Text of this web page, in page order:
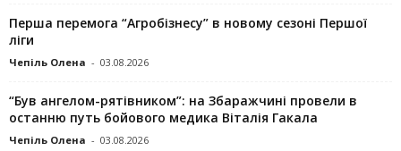
Перша перемога “Агробізнесу” в новому сезоні Першої
ліги
Чепіль Олена - 03.08.2026
“Був ангелом-рятівником”: на Збаражчині провели в
останню путь бойового медика Віталія Гакала
Чепіль Олена - 03.08.2026